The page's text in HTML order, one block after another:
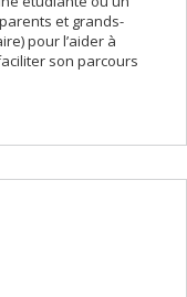
et grands-
pour l’aider à
son parcours